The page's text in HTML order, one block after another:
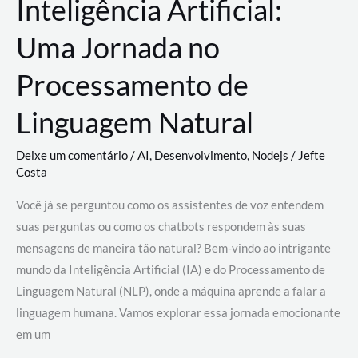
Inteligência Artificial:
Uma Jornada no
Processamento de
Linguagem Natural
Deixe um comentário/AI, Desenvolvimento, Nodejs / Jefte
Costa
Você já se perguntou como os assistentes de voz entendem
suas perguntas ou como os chatbots respondem às suas
mensagens de maneira tão natural? Bem-vindo ao intrigante
mundo da Inteligência Artificial (IA) e do Processamento de
Linguagem Natural (NLP), onde a máquina aprende a falar a
linguagem humana. Vamos explorar essa jornada emocionante
em um